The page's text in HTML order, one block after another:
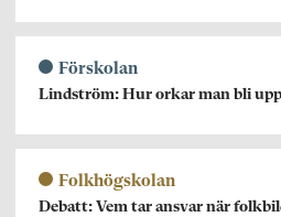
Förskolan
Lindström: Hur orkar man bli
Folkhögskolan
Debatt: Vem tar ansvar när